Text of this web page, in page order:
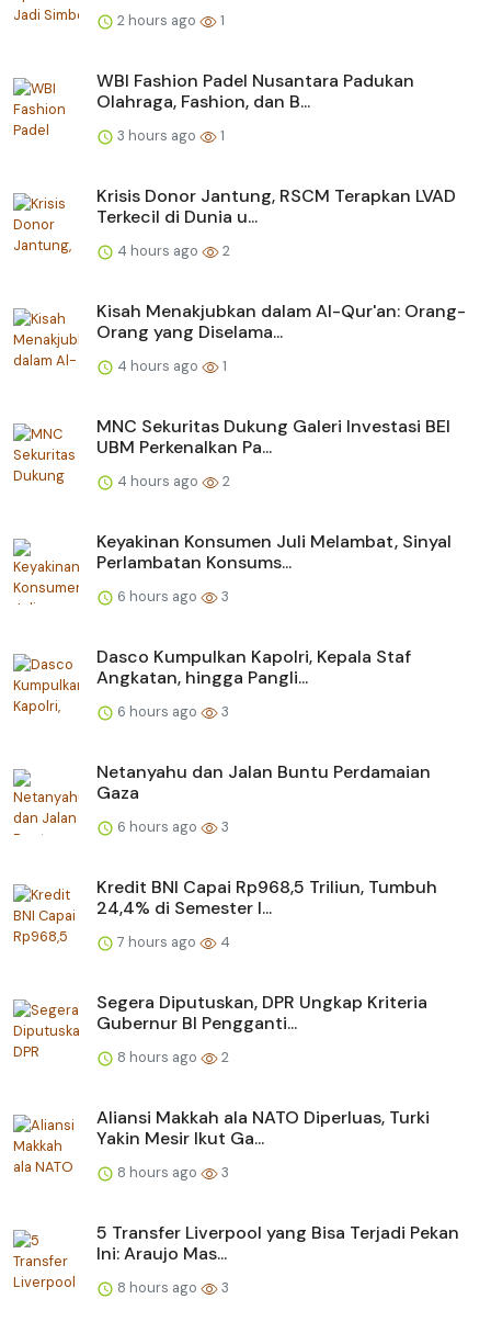
2 hours ago 1
WBI Fashion Padel Nusantara Padukan
Olahraga, Fashion, dan B...
3 hours ago 1
Krisis Donor Jantung, RSCM Terapkan LVAD
Terkecil di Dunia u...
4 hours ago 2
Kisah Menakjubkan dalam Al-Qur'an: Orang-
Orang yang Diselama...
4 hours ago 1
MNC Sekuritas Dukung Galeri Investasi BEI
UBM Perkenalkan Pa...
4 hours ago 2
Keyakinan Konsumen Juli Melambat, Sinyal
Perlambatan Konsums...
6 hours ago 3
Dasco Kumpulkan Kapolri, Kepala Staf
Angkatan, hingga Pangli...
6 hours ago 3
Netanyahu dan Jalan Buntu Perdamaian
Gaza
6 hours ago 3
Kredit BNI Capai Rp968,5 Triliun, Tumbuh
24,4% di Semester I...
7 hours ago 4
Segera Diputuskan, DPR Ungkap Kriteria
Gubernur BI Pengganti...
8 hours ago 2
Aliansi Makkah ala NATO Diperluas, Turki
Yakin Mesir Ikut Ga...
8 hours ago 3
5 Transfer Liverpool yang Bisa Terjadi Pekan
Ini: Araujo Mas...
8 hours ago 3